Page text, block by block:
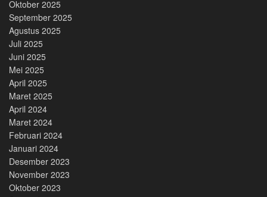
Oktober 2025
September 2025
Agustus 2025
Juli 2025
Juni 2025
Mei 2025
April 2025
Maret 2025
April 2024
Maret 2024
Februari 2024
Januari 2024
Desember 2023
November 2023
Oktober 2023